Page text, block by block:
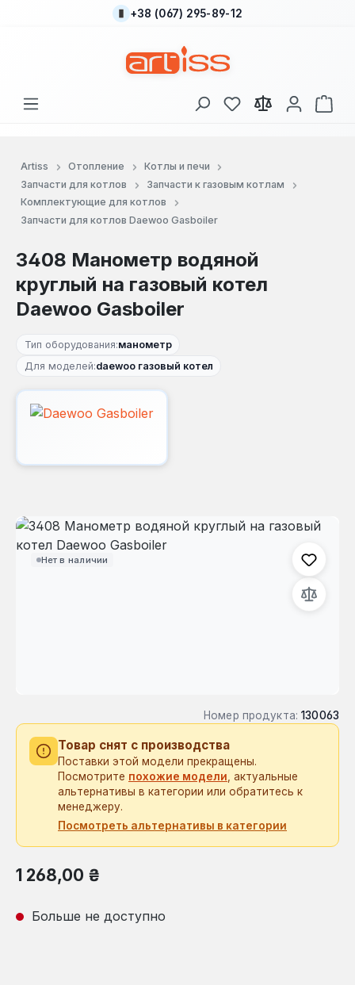
Перейти к основному содержанию
+38 (067) 295-89-12
У вас есть товары
В
Artiss Отопление
Котлы и печи
Запчасти для котлов
Запчасти к газовым котлам
Комплектующие для котлов
Запчасти для котлов Daewoo Gasboiler
3408 Манометр водяной
круглый на газовый котел
Daewoo Gasboiler
Тип оборудования:манометр
Для моделей:daewoo газовый котел
Нет в наличии
Пропустить галерею изображений
Номер продукта: 130063
Товар снят с производства
Поставки этой модели прекращены.
Посмотрите похожие модели , актуальные
альтернативы в категории или обратитесь к
менеджеру.
Посмотреть альтернативы в категории
Обычная цена:
1 268,00 ₴
Больше не доступно